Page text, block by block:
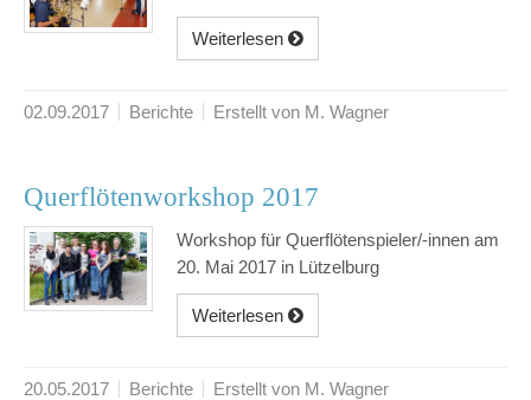
Weiterlesen
02.09.2017 Berichte Erstellt von M. Wagner
Querflötenworkshop 2017
Workshop für Querflötenspieler/-innen am
20. Mai 2017 in Lützelburg
Weiterlesen
20.05.2017 Berichte Erstellt von M. Wagner